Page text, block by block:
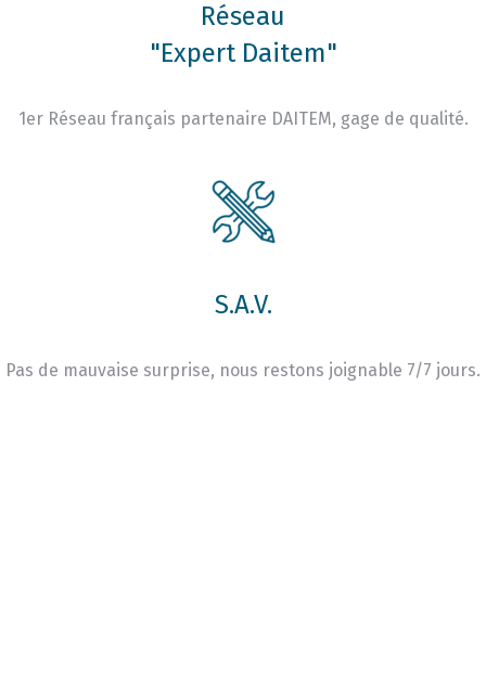
Réseau
"Expert Daitem"
1er Réseau français partenaire DAITEM, gage de qualité.
S.A.V.
Pas de mauvaise surprise, nous restons joignable 7/7 jours.